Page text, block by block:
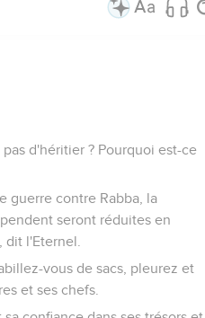
d'héritier ? Pourquoi est-ce
guerre contre Rabba, la
seront réduites en
dit l'Eternel.
vous de sacs, pleurez et
et ses chefs.